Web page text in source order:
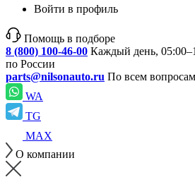
Войти в профиль
Помощь в подборе
8 (800) 100-46-00 Каждый день,
по России
parts@nilsonauto.ru По всем вопросам
WA
TG
MAX
О компании